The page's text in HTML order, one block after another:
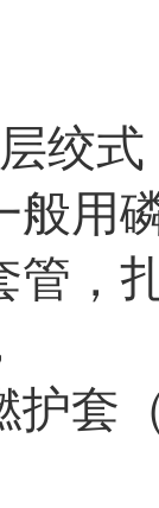
绞式
般用
管，
护套